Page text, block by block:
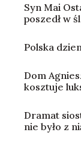
Syn Mai
poszedł w
Polska
Dom
kosztuje
Dramat
nie było z